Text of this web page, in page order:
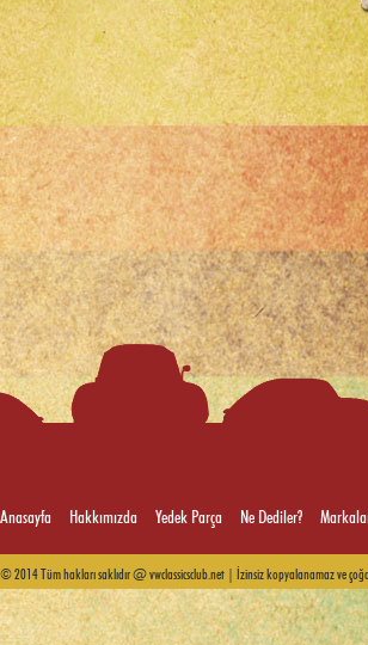
Anasayfa Hakkımızda Yedek Parça Ne Dediler?
© 2014 Tüm hakları saklıdır @ vwclassicsclub.net | İzinsiz kopyalanamaz ve